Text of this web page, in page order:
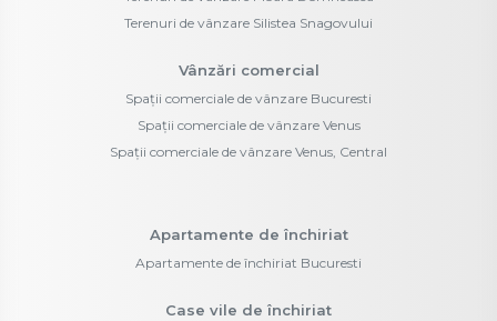
Terenuri de vânzare Silistea Snagovului
Vânzări comercial
Spații comerciale de vânzare Bucuresti
Spații comerciale de vânzare Venus
Spații comerciale de vânzare Venus, Central
Apartamente de închiriat
Apartamente de închiriat Bucuresti
Case vile de închiriat